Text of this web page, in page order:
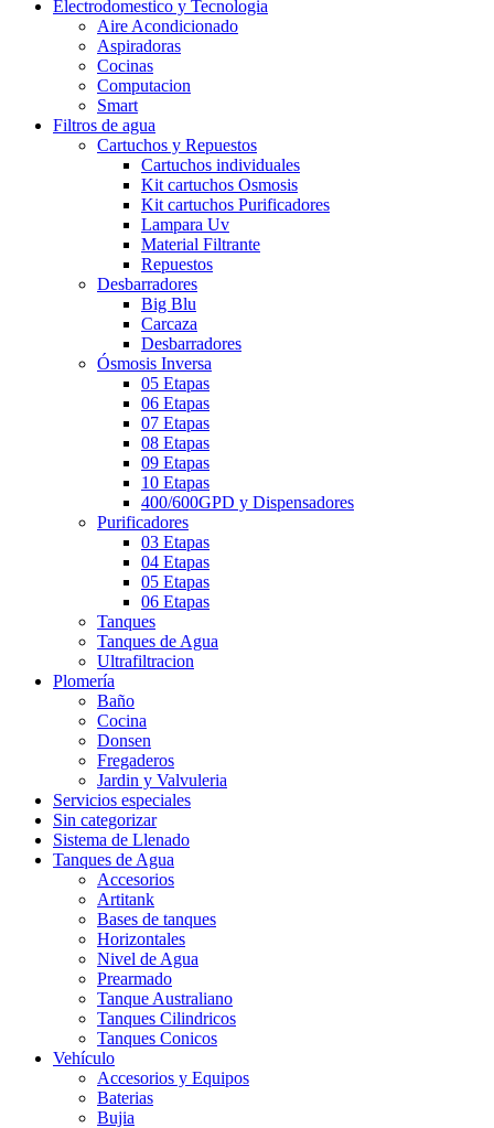
Electrodomestico y Tecnologia
Aire Acondicionado
Aspiradoras
Cocinas
Computacion
Smart
Filtros de agua
Cartuchos y Repuestos
Cartuchos individuales
Kit cartuchos Osmosis
Kit cartuchos Purificadores
Lampara Uv
Material Filtrante
Repuestos
Desbarradores
Big Blu
Carcaza
Desbarradores
Ósmosis Inversa
05 Etapas
06 Etapas
07 Etapas
08 Etapas
09 Etapas
10 Etapas
400/600GPD y Dispensadores
Purificadores
03 Etapas
04 Etapas
05 Etapas
06 Etapas
Tanques
Tanques de Agua
Ultrafiltracion
Plomería
Baño
Cocina
Donsen
Fregaderos
Jardin y Valvuleria
Servicios especiales
Sin categorizar
Sistema de Llenado
Tanques de Agua
Accesorios
Artitank
Bases de tanques
Horizontales
Nivel de Agua
Prearmado
Tanque Australiano
Tanques Cilindricos
Tanques Conicos
Vehículo
Accesorios y Equipos
Baterias
Bujia